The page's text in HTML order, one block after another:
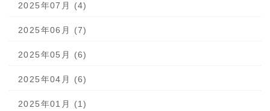
2025年07月 (4)
2025年06月 (7)
2025年05月 (6)
2025年04月 (6)
2025年01月 (1)